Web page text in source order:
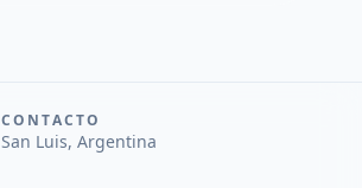
CONTACTO
San Luis, Argentina